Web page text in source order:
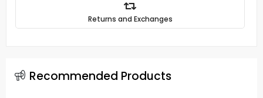
Returns and Exchanges
Recommended Products